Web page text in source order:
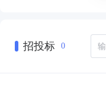
招投标 0